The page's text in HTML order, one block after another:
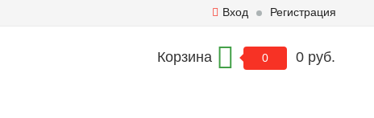
Вход Регистрация
Корзина 0 0 руб.